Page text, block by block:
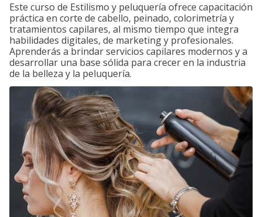
Este curso de Estilismo y peluquería ofrece capacitación
práctica en corte de cabello, peinado, colorimetría y
tratamientos capilares, al mismo tiempo que integra
habilidades digitales, de marketing y profesionales.
Aprenderás a brindar servicios capilares modernos y a
desarrollar una base sólida para crecer en la industria
de la belleza y la peluquería.